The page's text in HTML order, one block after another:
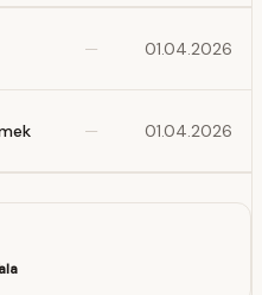
— 01.04.2026
— 01.04.2026